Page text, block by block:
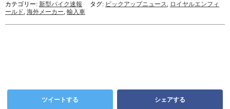
カテゴリー: 新型バイク速報 タグ: ピックアップニュース, ロイヤルエンフィ
ールド, 海外メーカー, 輸入車
ツイートする シェアする